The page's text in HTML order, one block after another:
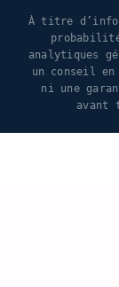
À titre
analytiques
un conseil en
ni une
avant